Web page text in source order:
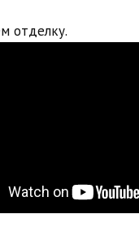
отделку.